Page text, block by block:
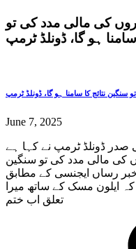
کی مالی مدد کی تو
ہو گا، ڈونلڈ ٹرمپ
نتائج کا سامنا ہو گا، ڈونلڈ ٹرمپ
June 7, 2025
صدر ڈونلڈ ٹرمپ نے کہا ہے
کی مالی مدد کی تو سنگین
خبر رساں ایجنسی کے مطابق
ایلون مسک کے ساتھ میرا
تعلق اب ختم